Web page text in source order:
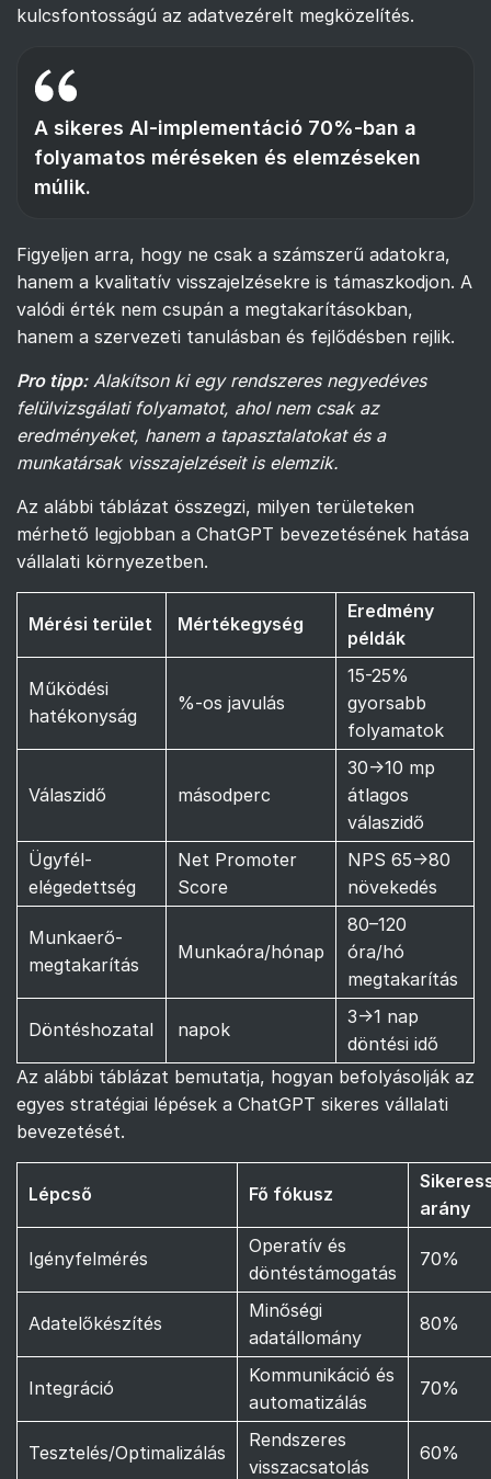
kulcsfontosságú az adatvezérelt megközelítés.
A sikeres AI-implementáció 70%-ban a
folyamatos méréseken és elemzéseken
múlik.
Figyeljen arra, hogy ne csak a számszerű adatokra,
hanem a kvalitatív visszajelzésekre is támaszkodjon. A
valódi érték nem csupán a megtakarításokban,
hanem a szervezeti tanulásban és fejlődésben rejlik.
Pro tipp: Alakítson ki egy rendszeres negyedéves
felülvizsgálati folyamatot, ahol nem csak az
eredményeket, hanem a tapasztalatokat és a
munkatársak visszajelzéseit is elemzik.
Az alábbi táblázat összegzi, milyen területeken
mérhető legjobban a ChatGPT bevezetésének hatása
vállalati környezetben.
Mérési terület Mértékegység
Eredmény
példák
Működési
hatékonyság
%-os javulás
15-25%
gyorsabb
folyamatok
Válaszidő másodperc
30→10 mp
átlagos
válaszidő
Ügyfél-
elégedettség
Net Promoter
Score
NPS 65→80
növekedés
Munkaerő-
megtakarítás
Munkaóra/hónap
80–120
óra/hó
megtakarítás
Döntéshozatal napok
3→1 nap
döntési idő
Az alábbi táblázat bemutatja, hogyan befolyásolják az
egyes stratégiai lépések a ChatGPT sikeres vállalati
bevezetését.
Lépcső Fő fókusz
arány
Igényfelmérés
Operatív és
döntéstámogatás
70%
Adatelőkészítés
Minőségi
adatállomány
80%
Integráció
Kommunikáció és
automatizálás
70%
Tesztelés/Optimalizálás
Rendszeres
visszacsatolás
60%